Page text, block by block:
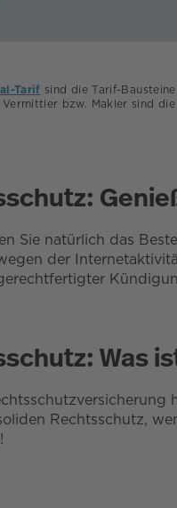
Tarif sind die Tarif-
Vermittler bzw. Makler sind
Sie natürlich das
der
Was
Rechtsschutz,